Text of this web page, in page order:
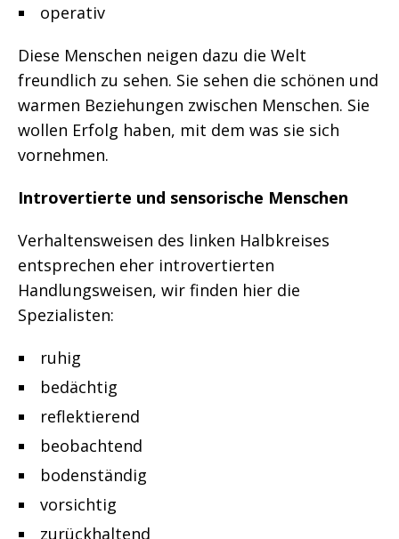
operativ
Diese Menschen neigen dazu die Welt
freundlich zu sehen. Sie sehen die schönen und
warmen Beziehungen zwischen Menschen. Sie
wollen Erfolg haben, mit dem was sie sich
vornehmen.
Introvertierte und sensorische Menschen
Verhaltensweisen des linken Halbkreises
entsprechen eher introvertierten
Handlungsweisen, wir finden hier die
Spezialisten:
ruhig
bedächtig
reflektierend
beobachtend
bodenständig
vorsichtig
zurückhaltend